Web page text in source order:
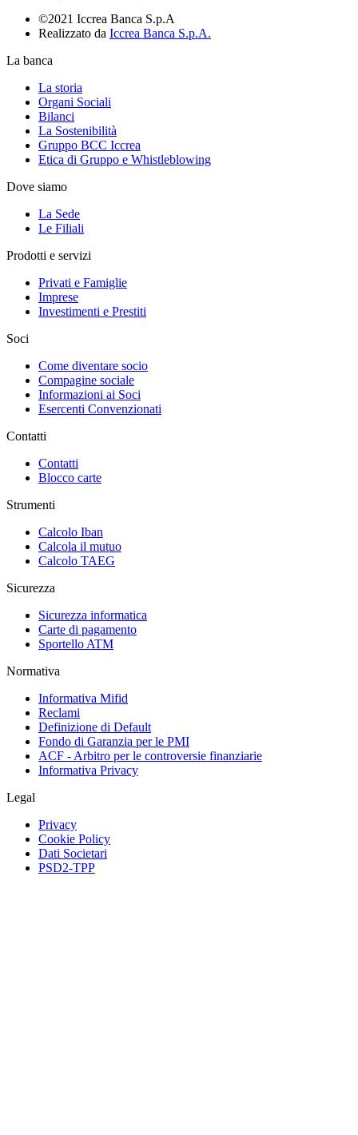
©2021 Iccrea Banca S.p.A
Realizzato da Iccrea Banca S.p.A.
La banca
La storia
Organi Sociali
Bilanci
La Sostenibilità
Gruppo BCC Iccrea
Etica di Gruppo e Whistleblowing
Dove siamo
La Sede
Le Filiali
Prodotti e servizi
Privati e Famiglie
Imprese
Investimenti e Prestiti
Soci
Come diventare socio
Compagine sociale
Informazioni ai Soci
Esercenti Convenzionati
Contatti
Contatti
Blocco carte
Strumenti
Calcolo Iban
Calcola il mutuo
Calcolo TAEG
Sicurezza
Sicurezza informatica
Carte di pagamento
Sportello ATM
Normativa
Informativa Mifid
Reclami
Definizione di Default
Fondo di Garanzia per le PMI
ACF - Arbitro per le controversie finanziarie
Informativa Privacy
Legal
Privacy
Cookie Policy
Dati Societari
PSD2-TPP